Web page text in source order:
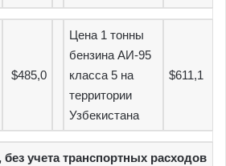
$485,0
Цена 1 тонны
бензина АИ-95
класса 5 на
территории
Узбекистана
$611,1
учета транспортных расходов